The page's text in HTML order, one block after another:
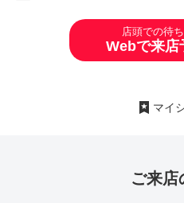
店頭での待
Webで来店
マイ
ご来店